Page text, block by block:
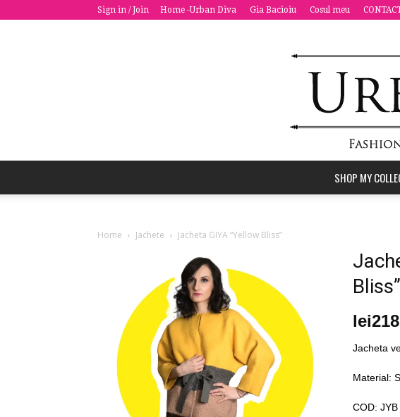
Sign in / Join Home -Urban Diva Gia Bacioiu Cosul meu
SHOP MY
Home Jachete Jacheta GIYA “Yellow Bliss”
Bliss”
lei
Jacheta
Material:
COD: JYB